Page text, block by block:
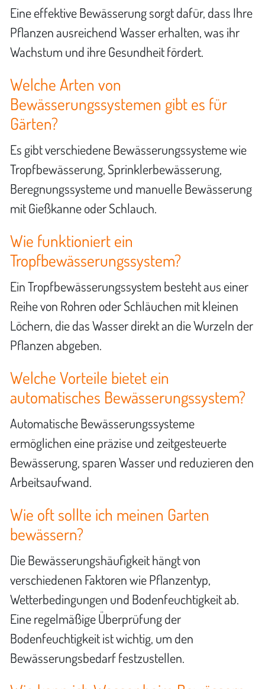
Eine effektive Bewässerung sorgt dafür, dass Ihre
Pflanzen ausreichend Wasser erhalten, was ihr
Wachstum und ihre Gesundheit fördert.
Welche Arten von
Bewässerungssystemen gibt es für
Gärten?
Es gibt verschiedene Bewässerungssysteme wie
Tropfbewässerung, Sprinklerbewässerung,
Beregnungssysteme und manuelle Bewässerung
mit Gießkanne oder Schlauch.
Wie funktioniert ein
Tropfbewässerungssystem?
Ein Tropfbewässerungssystem besteht aus einer
Reihe von Rohren oder Schläuchen mit kleinen
Löchern, die das Wasser direkt an die Wurzeln der
Pflanzen abgeben.
Welche Vorteile bietet ein
automatisches Bewässerungssystem?
Automatische Bewässerungssysteme
ermöglichen eine präzise und zeitgesteuerte
Bewässerung, sparen Wasser und reduzieren den
Arbeitsaufwand.
Wie oft sollte ich meinen Garten
bewässern?
Die Bewässerungshäufigkeit hängt von
verschiedenen Faktoren wie Pflanzentyp,
Wetterbedingungen und Bodenfeuchtigkeit ab.
Eine regelmäßige Überprüfung der
Bodenfeuchtigkeit ist wichtig, um den
Bewässerungsbedarf festzustellen.